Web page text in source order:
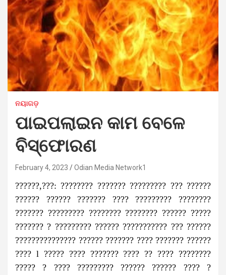
ନୟାଗଡ଼
ପାଇପଲାଇନ କାମ ବେଳେ
ବିସ୍ଫୋରଣ
February 4, 2023 Odian Media Network1
??????,???: ???????? ??????? ????????? ??? ??????
?????? ?????? ??????? ???? ????????? ????????
??????? ????????? ???????? ???????? ?????? ?????
??????? ? ????????? ?????? ??????????? ??? ??????
??????????????? ?????? ??????? ???? ??????? ??????
???? l ????? ???? ??????? ???? ?? ???? ????????
????? ? ???? ????????? ?????? ?????? ???? ?